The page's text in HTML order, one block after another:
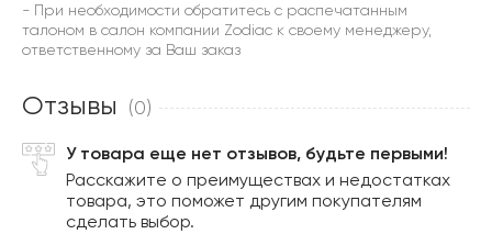
- При необходимости обратитесь с распечатанным
талоном в салон компании Zodiac к своему менеджеру,
ответственному за Ваш заказ
Отзывы (0)
У товара еще нет отзывов, будьте первыми!
Расскажите о преимуществах и недостатках
товара, это поможет другим покупателям
сделать выбор.